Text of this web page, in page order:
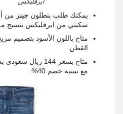
يمكنك طلب بنطلون جينز من
سكيني من ايرفليكس بنسيج
القطن.
مع نسبة خصم 40%.